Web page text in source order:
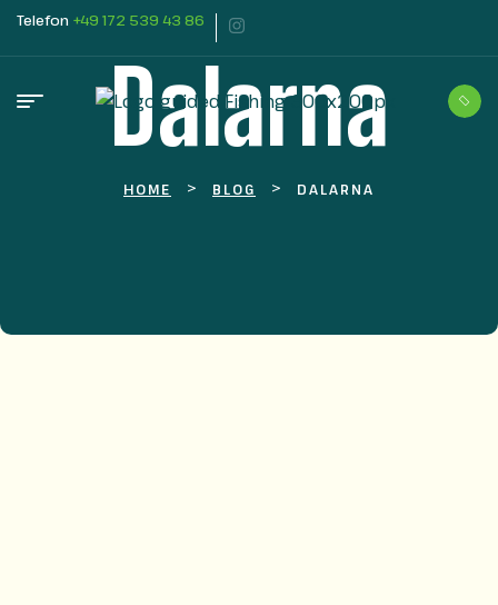
Telefon +49 172 539 43 86
Dalarna
HOME > BLOG > DALARNA